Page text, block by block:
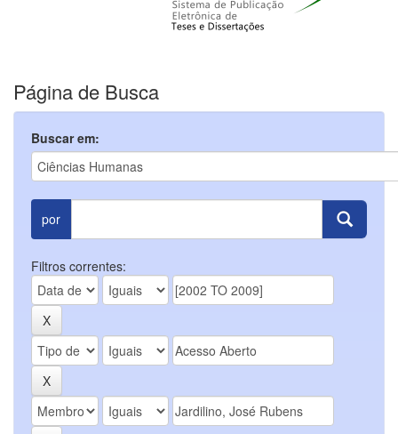
Página de Busca
Buscar em:
por
Filtros correntes: